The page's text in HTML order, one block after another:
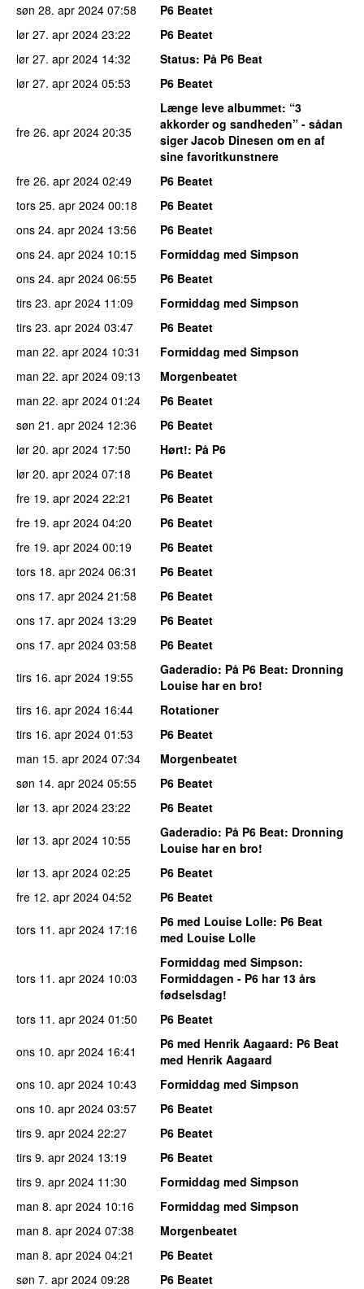
søn 28. apr 2024 07:58
P6 Beatet
lør 27. apr 2024 23:22
P6 Beatet
lør 27. apr 2024 14:32 Status: På P6 Beat
lør 27. apr 2024 05:53 P6 Beatet
fre 26. apr 2024 20:35
Længe leve albummet: “3
akkorder og sandheden” - sådan
siger Jacob Dinesen om en af
sine favoritkunstnere
fre 26. apr 2024 02:49
P6 Beatet
tors 25. apr 2024 00:18
P6 Beatet
ons 24. apr 2024 13:56
P6 Beatet
ons 24. apr 2024 10:15
Formiddag med Simpson
ons 24. apr 2024 06:55
P6 Beatet
tirs 23. apr 2024 11:09
Formiddag med Simpson
tirs 23. apr 2024 03:47
P6 Beatet
man 22. apr 2024 10:31
Formiddag med Simpson
man 22. apr 2024 09:13
Morgenbeatet
man 22. apr 2024 01:24
P6 Beatet
søn 21. apr 2024 12:36
P6 Beatet
lør 20. apr 2024 17:50 Hørt!: På P6
lør 20. apr 2024 07:18
P6 Beatet
fre 19. apr 2024 22:21
P6 Beatet
fre 19. apr 2024 04:20
P6 Beatet
fre 19. apr 2024 00:19
P6 Beatet
tors 18. apr 2024 06:31
P6 Beatet
ons 17. apr 2024 21:58
P6 Beatet
ons 17. apr 2024 13:29
P6 Beatet
ons 17. apr 2024 03:58
P6 Beatet
tirs 16. apr 2024 19:55 Gaderadio: På P6 Beat: Dronning
Louise har en bro!
tirs 16. apr 2024 16:44
Rotationer
tirs 16. apr 2024 01:53
P6 Beatet
man 15. apr 2024 07:34
Morgenbeatet
søn 14. apr 2024 05:55
P6 Beatet
lør 13. apr 2024 23:22
P6 Beatet
lør 13. apr 2024 10:55 Gaderadio: På P6 Beat: Dronning
Louise har en bro!
lør 13. apr 2024 02:25
P6 Beatet
fre 12. apr 2024 04:52
P6 Beatet
tors 11. apr 2024 17:16 P6 med Louise Lolle: P6 Beat
med Louise Lolle
tors 11. apr 2024 10:03
Formiddag med Simpson:
Formiddagen - P6 har 13 års
fødselsdag!
tors 11. apr 2024 01:50
P6 Beatet
ons 10. apr 2024 16:41 P6 med Henrik Aagaard: P6 Beat
med Henrik Aagaard
ons 10. apr 2024 10:43
Formiddag med Simpson
ons 10. apr 2024 03:57
P6 Beatet
tirs 9. apr 2024 22:27
P6 Beatet
tirs 9. apr 2024 13:19
P6 Beatet
tirs 9. apr 2024 11:30
Formiddag med Simpson
man 8. apr 2024 10:16
Formiddag med Simpson
man 8. apr 2024 07:38
Morgenbeatet
man 8. apr 2024 04:21
P6 Beatet
søn 7. apr 2024 09:28 P6 Beatet